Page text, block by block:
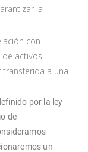
la
con
activos,
a una
por la ley
de
un